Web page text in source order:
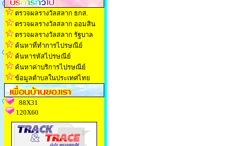
ตรวจผลรางวัลสลาก ธกส.
ตรวจผลรางวัลสลาก ออมสิน
ตรวจผลรางวัลสลาก รัฐบาล
ค้นหาที่ทำการไปรษณีย์
ค้นหารหัสไปรษณีย์
ค้นหาค่าบริการไปรษณีย์
ข้อมูลตำบลในประเทศไทย
88X31
120X60